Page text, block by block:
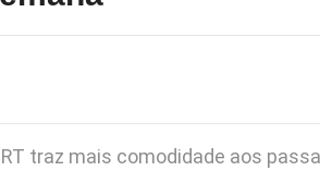
traz mais comodidade aos